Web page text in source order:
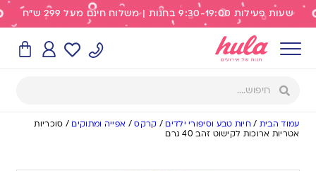
שעות פעילות 9:30-19:00 בחנות | משלוח חינם מעל 299 ש"ח
עמוד הבית /חיות טבע וסיפורי ילדים / קרקס/ אפייה ומתוקים / סוכריות
אטריות ארוכות לקישוט זהב 40 גרם